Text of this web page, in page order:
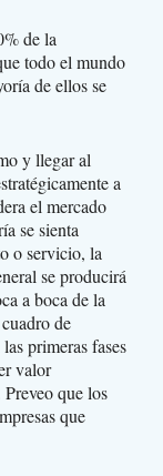
de la
todo el mundo
de ellos se
y llegar al
a
el mercado
se sienta
o servicio, la
se producirá
a boca de la
de
primeras fases
valor
Preveo que los
que